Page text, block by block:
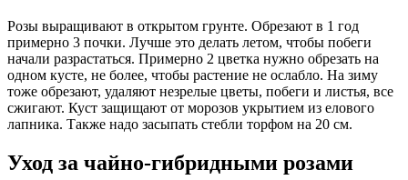
Розы выращивают в открытом грунте. Обрезают в 1 год
примерно 3 почки. Лучше это делать летом, чтобы побеги
начали разрастаться. Примерно 2 цветка нужно обрезать на
одном кусте, не более, чтобы растение не ослабло. На зиму
тоже обрезают, удаляют незрелые цветы, побеги и листья, все
сжигают. Куст защищают от морозов укрытием из елового
лапника. Также надо засыпать стебли торфом на 20 см.
Уход за чайно-гибридными розами